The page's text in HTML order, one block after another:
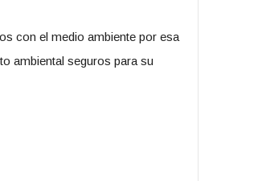
con el medio ambiente por esa
ambiental seguros para su